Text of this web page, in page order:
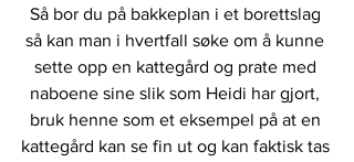
Så bor du på bakkeplan i et borettslag
så kan man i hvertfall søke om å kunne
sette opp en kattegård og prate med
naboene sine slik som Heidi har gjort,
bruk henne som et eksempel på at en
kattegård kan se fin ut og kan faktisk tas